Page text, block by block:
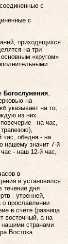
с
с
приходящихся
на три
«кругом»
Богослужения,
на
указывает на то,
из них.
- на час,
час, обедня - на
нашему значит 7-й
- наш 12-й час,
в
и установился
течение дня
- утренней,
прославлении
в счете (разница
восточный, а на
нашими странами
Востока